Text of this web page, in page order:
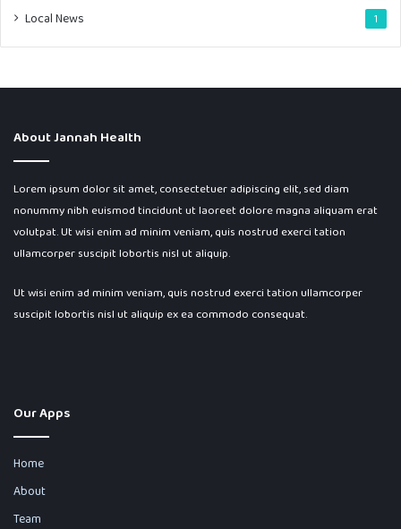
Local News 1
About Jannah Health
Lorem ipsum dolor sit amet, consectetuer adipiscing elit, sed diam
nonummy nibh euismod tincidunt ut laoreet dolore magna aliquam erat
volutpat. Ut wisi enim ad minim veniam, quis nostrud exerci tation
ullamcorper suscipit lobortis nisl ut aliquip.
Ut wisi enim ad minim veniam, quis nostrud exerci tation ullamcorper
suscipit lobortis nisl ut aliquip ex ea commodo consequat.
Our Apps
Home
About
Team